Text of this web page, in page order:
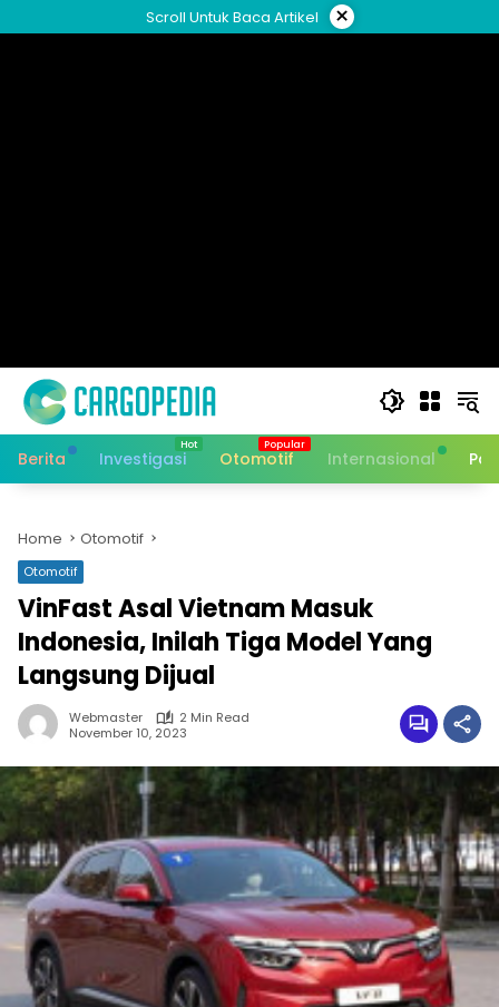
to
Scroll Untuk Baca Artikel ×
Berita Investigasi Otomotif Internasional
Home Otomotif
Otomotif
VinFast Asal Vietnam Masuk
Indonesia, Inilah Tiga Model Yang
Langsung Dijual
Webmaster
2 Min Read
November 10, 2023